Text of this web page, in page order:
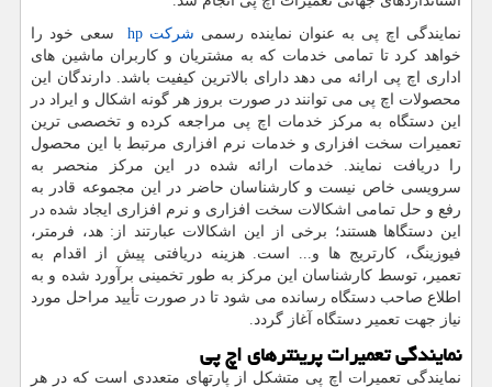
نمایندگی اچ پی به عنوان نماینده رسمی شرکت hp سعی خود را
خواهد کرد تا تمامی خدمات که به مشتریان و کاربران ماشین های
اداری اچ پی ارائه می دهد دارای بالاترین کیفیت باشد. دارندگان این
محصولات اچ پی می توانند در صورت بروز هر گونه اشکال و ایراد در
این دستگاه به مرکز خدمات اچ پی مراجعه کرده و تخصصی ترین
تعمیرات سخت افزاری و خدمات نرم افزاری مرتبط با این محصول
را دریافت نمایند. خدمات ارائه شده در این مرکز منحصر به
سرویسی خاص نیست و کارشناسان حاضر در این مجموعه قادر به
رفع و حل تمامی اشکالات سخت افزاری و نرم افزاری ایجاد شده در
این دستگاها هستند؛ برخی از این اشکالات عبارتند از: هد، فرمتر،
فیوزینگ، کارتریج ها و... است. هزینه دریافتی پیش از اقدام به
تعمیر، توسط کارشناسان این مرکز به طور تخمینی برآورد شده و به
اطلاع صاحب دستگاه رسانده می شود تا در صورت تأیید مراحل مورد
نیاز جهت تعمیر دستگاه آغاز گردد.
نمایندگی تعمیرات پرینترهای اچ پی
نمایندگی تعمیرات اچ پی متشکل از پارتهای متعددی است که در هر